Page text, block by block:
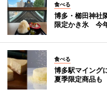
食べる
博多・櫛田神社
限定かき氷 今
食べる
博多駅マイング
夏季限定商品も